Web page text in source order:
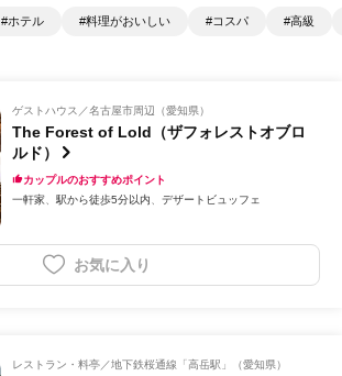
#ホテル #料理がおいしい #コスパ #高級
ゲストハウス 名古屋市周辺（愛知県）
The Forest of Lold（ザフォレストオブロ
ルド）
カップルのおすすめポイント
一軒家
駅から徒歩5分以内 デザートビュッフェ
お気に入り
レストラン・料亭 地下鉄桜通線「高岳駅」（愛知県）